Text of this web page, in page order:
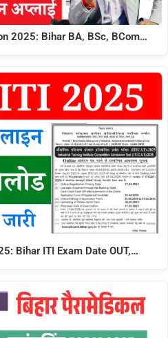
2025: Bihar BA, BSc, BCom…
Bihar ITI Exam Date OUT,…